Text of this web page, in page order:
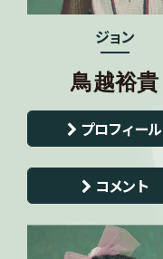
ジョン
鳥越裕貴
プロフィール
コメント